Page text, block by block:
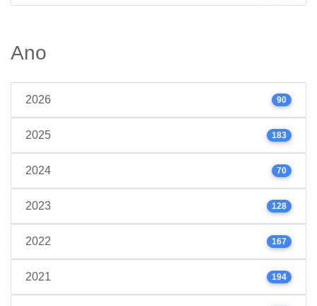
Ano
2026 90
2025 183
2024 70
2023 128
2022 167
2021 194